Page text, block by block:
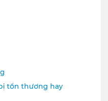
tổn thương hay